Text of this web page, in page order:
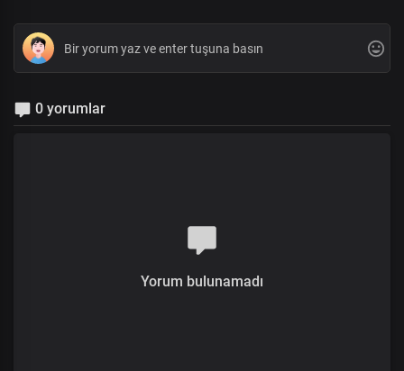
0 yorumlar
Yorum bulunamadı